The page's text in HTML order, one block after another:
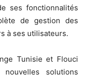
ses fonctionnalités
de gestion des
à ses utilisateurs.
Tunisie et Flouci
solutions